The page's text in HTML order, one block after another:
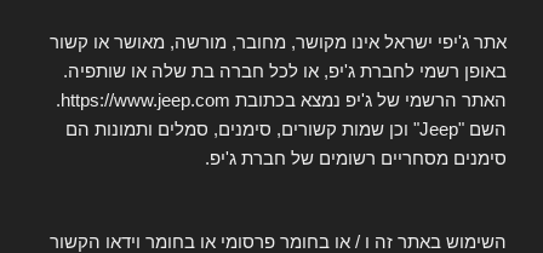
אתר ג'יפי ישראל אינו מקושר, מחובר, מורשה, מאושר או קשור
באופן רשמי לחברת ג'יפ, או לכל חברה בת שלה או שותפיה.
האתר הרשמי של ג'יפ נמצא בכתובת https://www.jeep.com.
השם "Jeep" וכן שמות קשורים, סימנים, סמלים ותמונות הם
סימנים מסחריים רשומים של חברת ג'יפ.
השימוש באתר זה ו / או בחומר פרסומי או בחומר וידאו הקשור